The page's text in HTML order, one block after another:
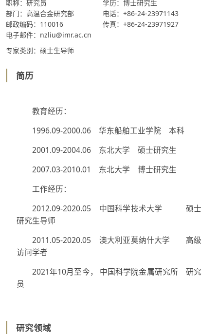
职称：研究员
学历：博士研究生
部门：高温合金研究部
电话：+86-24-23971143
邮政编码：110016
传真：+86-24-23971927
电子邮件：nzliu@imr.ac.cn
专家类别：硕士生导师
简历
教育经历：
1996.09-2000.06 华东船舶工业学院 本科
2001.09-2004.06 东北大学 硕士研究生
2007.03-2010.01 东北大学 博士研究生
工作经历：
2012.09-2020.05 中国科学技术大学 硕士
研究生导师
2011.05-2020.05 澳大利亚莫纳什大学 高级
访问学者
2021年10月至今， 中国科学院金属研究所 研究
员
研究领域